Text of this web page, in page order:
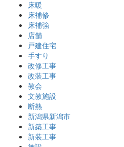
床暖
床補修
床補強
店舗
戸建住宅
手すり
改修工事
改装工事
教会
文教施設
断熱
新潟県新潟市
新築工事
新装工事